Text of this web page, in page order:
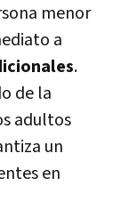
menor
a
.
de la
adultos
un
en